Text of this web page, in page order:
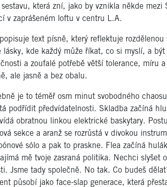
sestavu, která zní, jako by vznikla někde
v zaprášeném loftu v centru L.A.
text písně, který reflektuje
lásky, kde každý může říkat, co si myslí, a
a zoufalé potřebě větší tolerance, míru
ale jasně a bez obalu.
je to téměř osm minut svobodného
podřídit předvídatelnosti. Skladba začíná
obratnou linkou elektrické baskytary.
sekce a aranž se rozrůstá v divokou
sólo a pak to praskne. Flea začíná
mě tvoje zasraná politika. Nechci
Jsme tady společně. No tak. Co budeš
působí jako face-slap generace, která